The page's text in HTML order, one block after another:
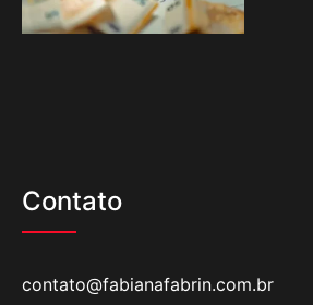
Contato
contato@fabianafabrin.com.br